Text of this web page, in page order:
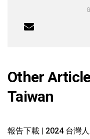
Other
Taiwan
報告下載 | 2024 台灣